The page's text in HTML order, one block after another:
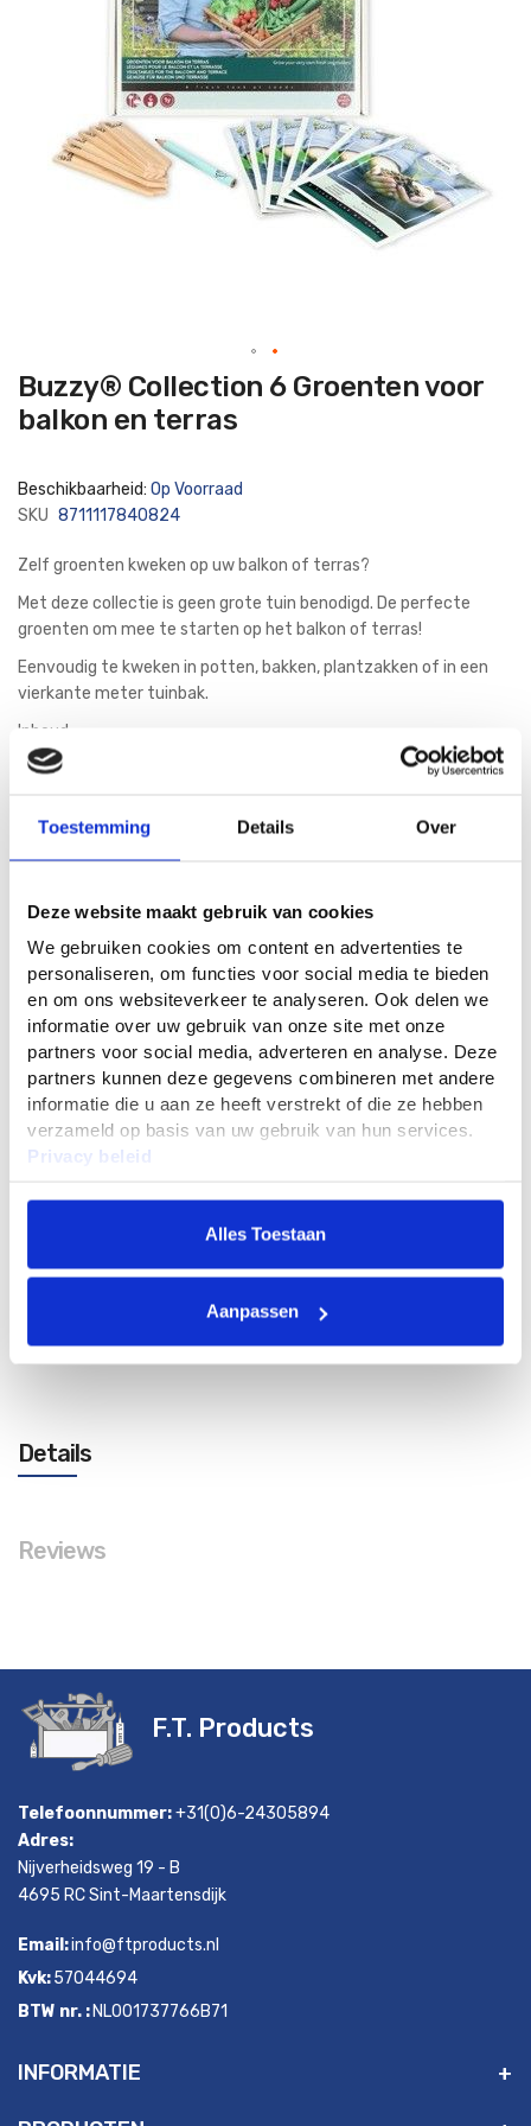
Toestemming Details Over
Deze website maakt gebruik van cookies
We gebruiken cookies om content en advertenties te
personaliseren, om functies voor social media te bieden
en om ons websiteverkeer te analyseren. Ook delen we
informatie over uw gebruik van onze site met onze
partners voor social media, adverteren en analyse. Deze
partners kunnen deze gegevens combineren met andere
informatie die u aan ze heeft verstrekt of die ze hebben
verzameld op basis van uw gebruik van hun services.
Privacy beleid
Alles Toestaan
Aanpassen
Ga
naar
het
begin
gallerij
Buzzy® Collection 6 Groenten voor
balkon en terras
Beschikbaarheid: Op Voorraad
SKU 8711117840824
Zelf groenten kweken op uw balkon of terras?
Met deze collectie is geen grote tuin benodigd. De perfecte
groenten om mee te starten op het balkon of terras!
Eenvoudig te kweken in potten, bakken, plantzakken of in een
vierkante meter tuinbak.
Inhoud:
1 zakje Wortel (Parijse markt)
1 zakje paprika (Paragon)
1 zakje snackkomkommer (kalimero F1)
6 houten steeketiketten
1 potlood
Zaai instructie op achterzijde zakjes zaden.
475
Details
Reviews
F.T. Products
Telefoonnummer:+31(0)6-24305894
Adres:
Nijverheidsweg 19 - B
4695 RC Sint-Maartensdijk
Email:info@ftproducts.nl
Kvk:57044694
BTW nr. : NL001737766B71
INFORMATIE